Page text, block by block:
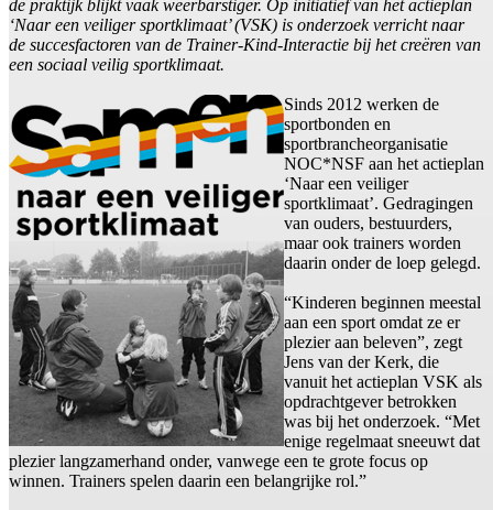
de praktijk blijkt vaak weerbarstiger. Op initiatief van het actieplan
‘Naar een veiliger sportklimaat’ (VSK) is onderzoek verricht naar
de succesfactoren van de Trainer-Kind-Interactie bij het creëren van
een sociaal veilig sportklimaat.
Sinds 2012 werken de
sportbonden en
sportbrancheorganisatie
NOC*NSF aan het actieplan
‘Naar een veiliger
sportklimaat’. Gedragingen
van ouders, bestuurders,
maar ook trainers worden
daarin onder de loep gelegd.
“Kinderen beginnen meestal
aan een sport omdat ze er
plezier aan beleven”, zegt
Jens van der Kerk, die
vanuit het actieplan VSK als
opdrachtgever betrokken
was bij het onderzoek. “Met
enige regelmaat sneeuwt dat
plezier langzamerhand onder, vanwege een te grote focus op
winnen. Trainers spelen daarin een belangrijke rol.”